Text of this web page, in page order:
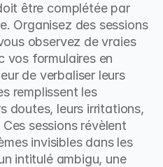
être complétée par
Organisez des sessions
observez de vraies
vos formulaires en
de verbaliser leurs
remplissent les
doutes, leurs irritations,
sessions révèlent
invisibles dans les
intitulé ambigu, une